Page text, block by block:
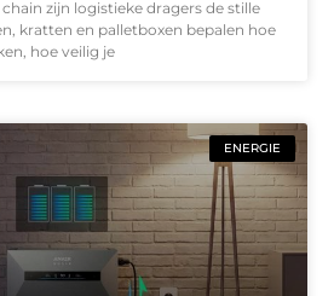
zijn logistieke dragers de stille
kratten en palletboxen bepalen hoe
hoe veilig je
ENERGIE